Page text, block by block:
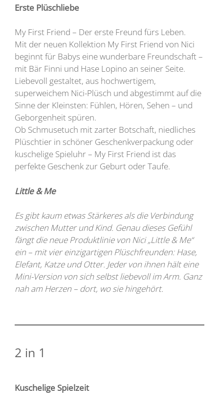
Erste Plüschliebe
My First Friend – Der erste Freund fürs Leben.
Mit der neuen Kollektion My First Friend von Nici
beginnt für Babys eine wunderbare Freundschaft –
mit Bär Finni und Hase Lopino an seiner Seite.
Liebevoll gestaltet, aus hochwertigem,
superweichem Nici-Plüsch und abgestimmt auf die
Sinne der Kleinsten: Fühlen, Hören, Sehen – und
Geborgenheit spüren.
Ob Schmusetuch mit zarter Botschaft, niedliches
Plüschtier in schöner Geschenkverpackung oder
kuschelige Spieluhr – My First Friend ist das
perfekte Geschenk zur Geburt oder Taufe.
Little & Me
Es gibt kaum etwas Stärkeres als die Verbindung
zwischen Mutter und Kind. Genau dieses Gefühl
fängt die neue Produktlinie von Nici „Little & Me“
ein – mit vier einzigartigen Plüschfreunden: Hase,
Elefant, Katze und Otter. Jeder von ihnen hält eine
Mini-Version von sich selbst liebevoll im Arm. Ganz
nah am Herzen – dort, wo sie hingehört.
2 in 1
Kuschelige Spielzeit